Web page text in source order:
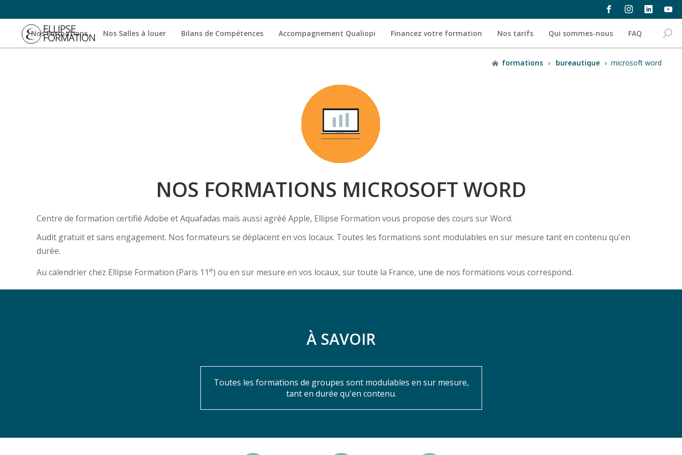
Nos Formations Nos Salles à louer Bilans de Compétences Accompagnement Qualiopi Financez votre formation Nos tarifs Qui sommes-nous FAQ
formations › bureautique › microsoft word
NOS FORMATIONS MICROSOFT WORD
Centre de formation certifié Adobe et Aquafadas mais aussi agréé Apple, Ellipse Formation vous propose des cours sur Word.
Audit gratuit et sans engagement. Nos formateurs se déplacent en vos locaux. Toutes les formations sont modulables en sur mesure tant en contenu qu'en
durée.
Au calendrier chez Ellipse Formation (Paris 11 e) ou en sur mesure en vos locaux, sur toute la France, une de nos formations vous correspond.
À SAVOIR
Toutes les formations de groupes sont modulables en sur mesure,
tant en durée qu'en contenu.